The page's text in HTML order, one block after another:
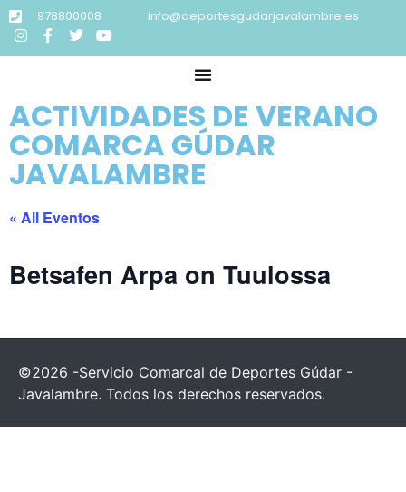
978800008 info@deportesgudarjavalambre.es
ACTIVIDADES DE VERANO
COMARCA GÚDAR
JAVALAMBRE
« All Eventos
Betsafen Arpa on Tuulossa
©2026 -Servicio Comarcal de Deportes Gúdar -
Javalambre. Todos los derechos reservados.